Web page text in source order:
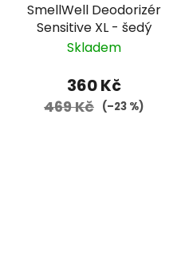
SmellWell Deodorizér
Sensitive XL - šedý
Skladem
360 Kč
469 Kč (–23 %)